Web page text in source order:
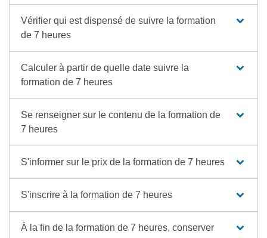
Vérifier qui est dispensé de suivre la formation
de 7 heures
Calculer à partir de quelle date suivre la
formation de 7 heures
Se renseigner sur le contenu de la formation de
7 heures
S'informer sur le prix de la formation de 7 heures
S'inscrire à la formation de 7 heures
À la fin de la formation de 7 heures, conserver